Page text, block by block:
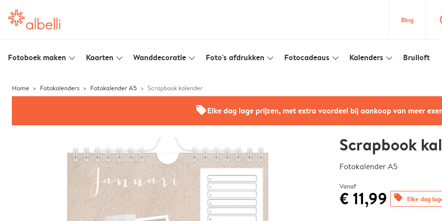
Blog
Fotoboek maken slim_arrow_down Kaarten slim_arrow_down Wanddecoratie slim_arrow_down Foto's afdrukken slim_arrow_down Fotocadeaus slim_arrow_down Kalenders slim_arrow_down Bruiloft
Home Fotokalenders Fotokalender A5 Scrapbook kalender
offersElke dag lage prijzen, met extra voordeel bij aankoop van meer
Scrapbook
Fotokalender A5
Vanaf
€ 11,99 offers Elke dag